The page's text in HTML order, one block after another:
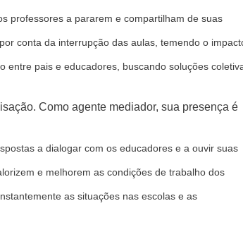
professores a pararem e compartilham de suas
conta da interrupção das aulas, temendo o
entre pais e educadores, buscando soluções
Como agente mediador, sua presença é
a dialogar com os educadores e a ouvir suas
e melhorem as condições de trabalho dos
as situações nas escolas e as